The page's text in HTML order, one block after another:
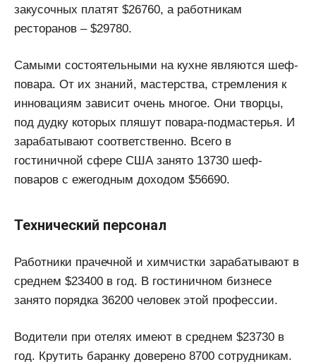
закусочных платят $26760, а работникам
ресторанов – $29780.
Самыми состоятельными на кухне являются шеф-
повара. От их знаний, мастерства, стремления к
инновациям зависит очень многое. Они творцы,
под дудку которых пляшут повара-подмастерья. И
зарабатывают соответственно. Всего в
гостиничной сфере США занято 13730 шеф-
поваров с ежегодным доходом $56690.
Технический персонал
Работники прачечной и химчистки зарабатывают в
среднем $23400 в год. В гостиничном бизнесе
занято порядка 36200 человек этой профессии.
Водители при отелях имеют в среднем $23730 в
год. Крутить баранку доверено 8700 сотрудникам.